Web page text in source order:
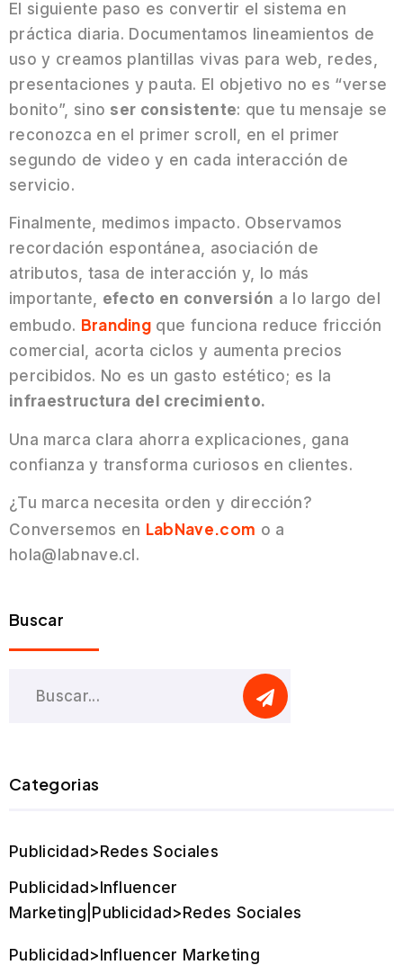
El siguiente paso es convertir el sistema en
práctica diaria. Documentamos lineamientos de
uso y creamos plantillas vivas para web, redes,
presentaciones y pauta. El objetivo no es “verse
bonito”, sino ser consistente: que tu mensaje se
reconozca en el primer scroll, en el primer
segundo de video y en cada interacción de
servicio.
Finalmente, medimos impacto. Observamos
recordación espontánea, asociación de
atributos, tasa de interacción y, lo más
importante, efecto en conversión a lo largo del
embudo. Branding que funciona reduce fricción
comercial, acorta ciclos y aumenta precios
percibidos. No es un gasto estético; es la
infraestructura del crecimiento.
Una marca clara ahorra explicaciones, gana
confianza y transforma curiosos en clientes.
¿Tu marca necesita orden y dirección?
Conversemos en LabNave.com o a
hola@labnave.cl.
Buscar
Categorias
Publicidad>Redes Sociales
Publicidad>Influencer
Marketing|Publicidad>Redes Sociales
Publicidad>Influencer Marketing